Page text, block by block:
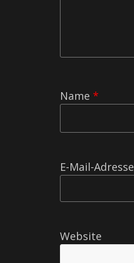
Name *
E-Mail-Adresse
Website